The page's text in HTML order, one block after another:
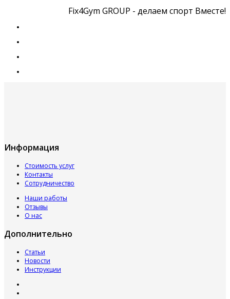
Fix4Gym GROUP - делаем спорт Вместе!
Информация
Стоимость услуг
Контакты
Сотрудничество
Наши работы
Отзывы
О нас
Дополнительно
Статьи
Новости
Инструкции